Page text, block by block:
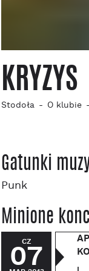
KRYZYS
Stodoła O klubie
Gatunki
Punk
Minione
CZ
07